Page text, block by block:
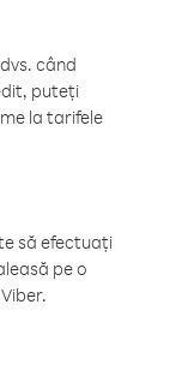
când
puteți
la tarifele
să efectuați
pe o